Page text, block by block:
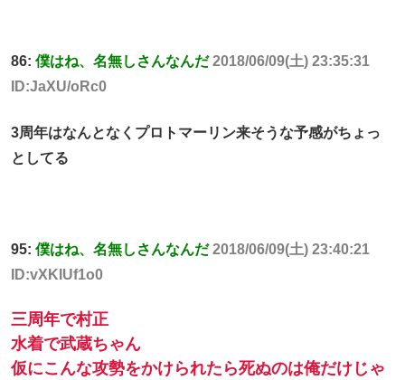
86: 僕はね、名無しさんなんだ 2018/06/09(土) 23:35:31
ID:JaXU/oRc0
3周年はなんとなくプロトマーリン来そうな予感がちょっ
としてる
95: 僕はね、名無しさんなんだ 2018/06/09(土) 23:40:21
ID:vXKIUf1o0
三周年で村正
水着で武蔵ちゃん
仮にこんな攻勢をかけられたら死ぬのは俺だけじゃ